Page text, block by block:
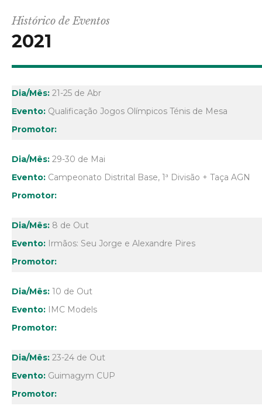
Histórico de Eventos
2021
21-25 de Abr
Qualificação Jogos Olímpicos Ténis de Mesa
29-30 de Mai
Campeonato Distrital Base, 1ª Divisão + Taça AGN
8 de Out
Irmãos: Seu Jorge e Alexandre Pires
10 de Out
IMC Models
23-24 de Out
Guimagym CUP